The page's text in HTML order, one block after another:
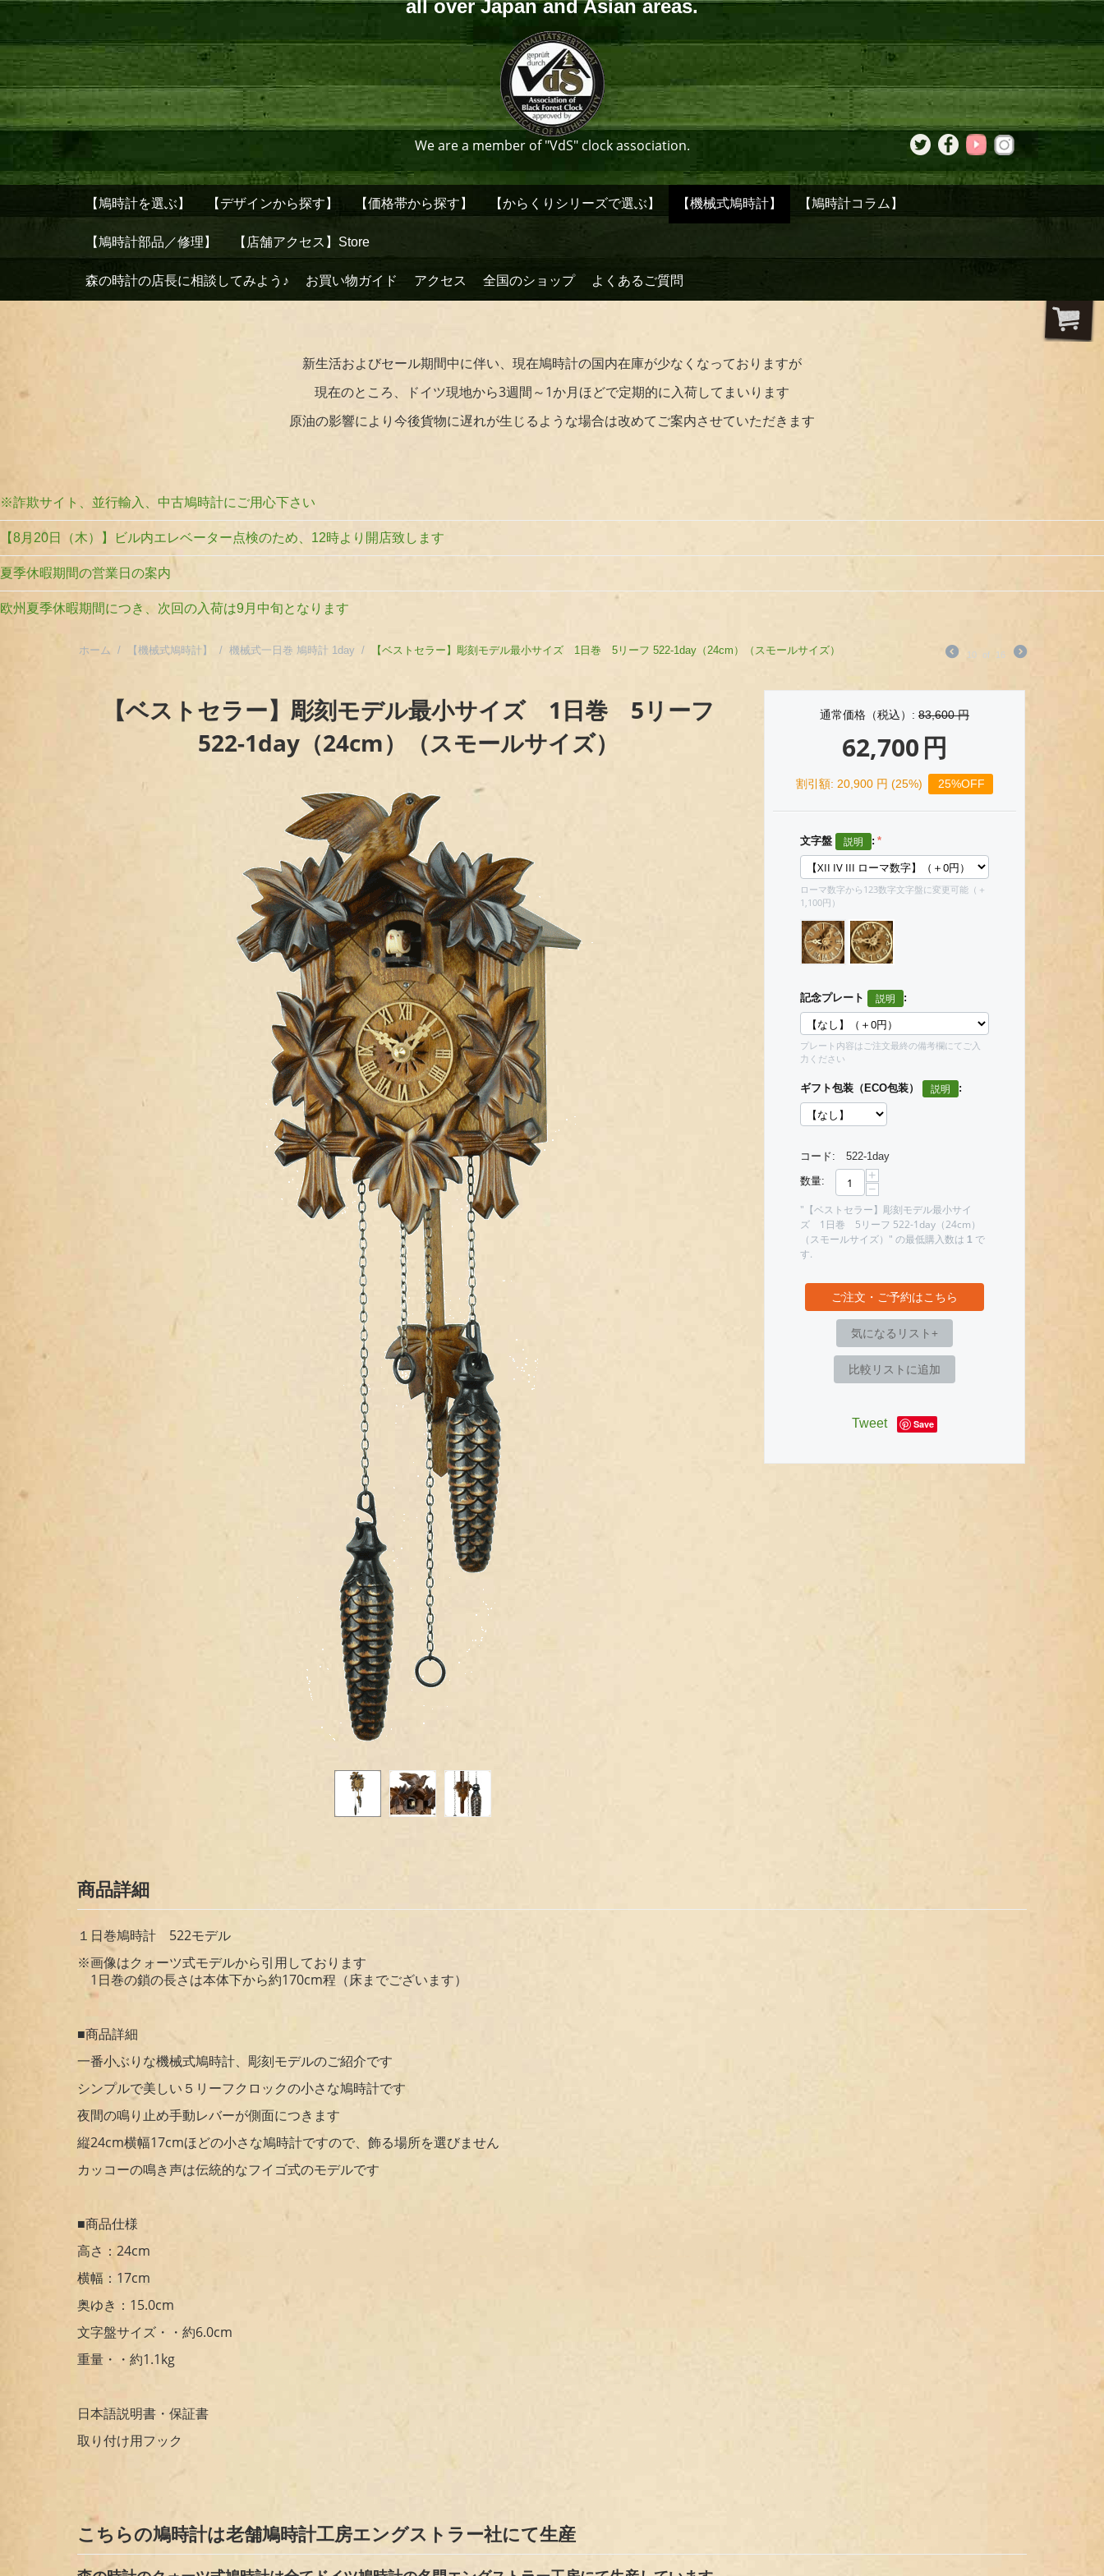
all over Japan and Asian areas.
We are a member of "VdS" clock association.
【鳩時計を選ぶ】 【デザインから探す】 【価格帯から探す】 【からくりシリーズで選ぶ】 【機械式鳩時計】 【鳩時計コラム】
【鳩時計部品／修理】 【店舗アクセス】Store
森の時計の店長に相談してみよう♪ お買い物ガイド アクセス 全国のショップ よくあるご質問
新生活およびセール期間中に伴い、現在鳩時計の国内在庫が少なくなっておりますが
現在のところ、ドイツ現地から3週間～1か月ほどで定期的に入荷してまいります
原油の影響により今後貨物に遅れが生じるような場合は改めてご案内させていただきます
※詐欺サイト、並行輸入、中古鳩時計にご用心下さい
【8月20日（木）】ビル内エレベーター点検のため、12時より開店致します
夏季休暇期間の営業日の案内
欧州夏季休暇期間につき、次回の入荷は9月中旬となります
ホーム / 【機械式鳩時計】 / 機械式一日巻 鳩時計 1day / 【ベストセラー】彫刻モデル最小サイズ 1日巻 5リーフ 522-1day（24cm）（スモールサイズ） 10 of 16
【ベストセラー】彫刻モデル最小サイズ 1日巻 5リーフ
522-1day（24cm）（スモールサイズ）
通常価格（税込）: 83,600 円
62,700円
割引額: 20,900円 (25%) 25%OFF
文字盤 :
ローマ数字から123数字文字盤に変更可能（＋
1,100円）
記念プレート :
プレート内容はご注文最終の備考欄にてご入
力ください
ギフト包装（ECO包装） :
コード:
522-1day
数量:
+
−
"【ベストセラー】彫刻モデル最小サイ
ズ 1日巻 5リーフ 522-1day（24cm）
（スモールサイズ）" の最低購入数は 1で
す.
ご注文・ご予約はこちら
気になるリスト+
比較リストに追加
Tweet Save
商品詳細
１日巻鳩時計 522モデル
※画像はクォーツ式モデルから引用しております
1日巻の鎖の長さは本体下から約170cm程（床までございます）
■商品詳細
一番小ぶりな機械式鳩時計、彫刻モデルのご紹介です
シンプルで美しい５リーフクロックの小さな鳩時計です
夜間の鳴り止め手動レバーが側面につきます
縦24cm横幅17cmほどの小さな鳩時計ですので、飾る場所を選びません
カッコーの鳴き声は伝統的なフイゴ式のモデルです
■商品仕様
高さ：24cm
横幅：17cm
奥ゆき：15.0cm
文字盤サイズ・・約6.0cm
重量・・約1.1kg
日本語説明書・保証書
取り付け用フック
こちらの鳩時計は老舗鳩時計工房エングストラー社にて生産